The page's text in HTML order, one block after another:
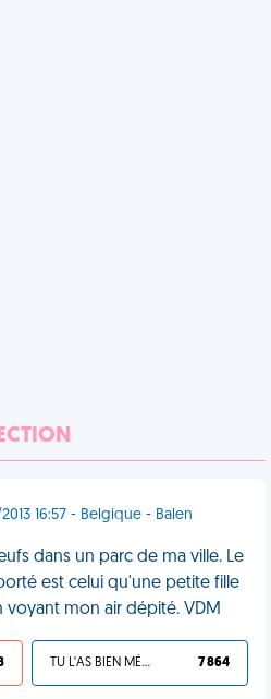
16:57 - Belgique - Balen
dans un parc de ma ville. Le
est celui qu'une petite fille
voyant mon air dépité. VDM
TU L'AS BIEN MÉRITÉ 7 864